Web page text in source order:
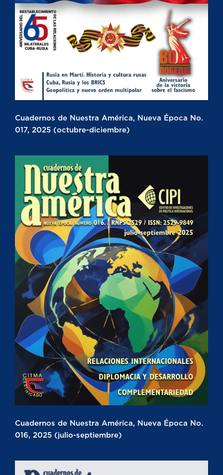
Cuadernos de Nuestra América, Nueva Época No.
017, 2025 (octubre-diciembre)
Cuadernos de Nuestra América, Nueva Época No.
016, 2025 (julio-septiembre)